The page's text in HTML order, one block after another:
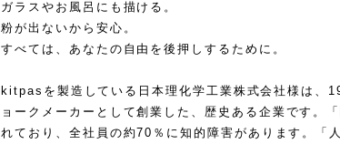
ガラスやお風呂にも描ける。
粉が出ないから安心。
すべては、あなたの自由を後押しするために。
kitpasを製造している日本理化学工業株式会社様は、
ョークメーカーとして創業した、歴史ある企業です。
れており、全社員の約70％に知的障害があります。「